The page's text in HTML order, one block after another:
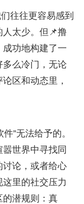
往往更容易感到
太少。但📌撸
功地构建了一
么冷门，无论
区和动态里，
”无法给予的。
世界中寻找同
论，或者给心
里的社交压力
的潜规则：真